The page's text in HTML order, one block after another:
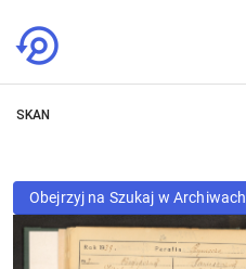
SKAN
Obejrzyj na Szukaj w Archiwach